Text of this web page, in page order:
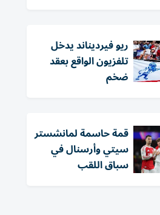
ريو فيرديناند يدخل
تلفزيون الواقع بعقد
ضخم
قمة حاسمة لمانشستر
سيتي وأرسنال في
سباق اللقب